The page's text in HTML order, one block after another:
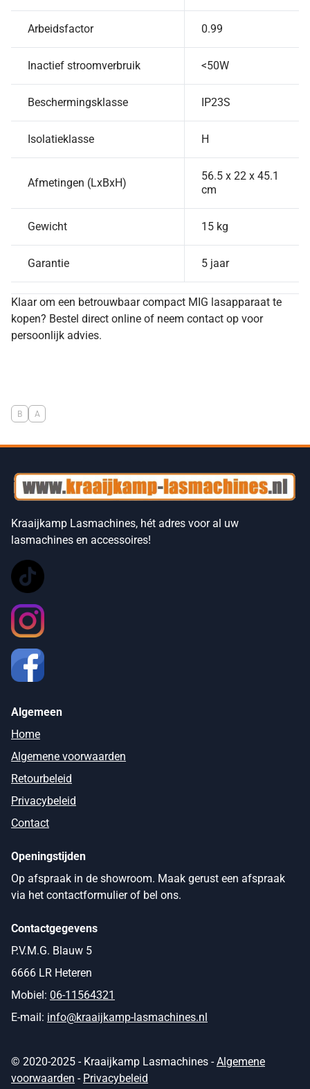
Arbeidsfactor 0.99
Inactief stroomverbruik <50W
Beschermingsklasse IP23S
Isolatieklasse H
Afmetingen (LxBxH)
56.5 x 22 x 45.1
cm
Gewicht 15 kg
Garantie 5 jaar
Klaar om een betrouwbaar compact MIG lasapparaat te
kopen? Bestel direct online of neem contact op voor
persoonlijk advies.
B A
Kraaijkamp Lasmachines, hét adres voor al uw
lasmachines en accessoires!
Algemeen
Home
Algemene voorwaarden
Retourbeleid
Privacybeleid
Contact
Openingstijden
Op afspraak in de showroom. Maak gerust een afspraak
via het contactformulier of bel ons.
Contactgegevens
P.V.M.G. Blauw 5
6666 LR Heteren
Mobiel: 06-11564321
E-mail: info@kraaijkamp-lasmachines.nl
© 2020-2025 - Kraaijkamp Lasmachines -Algemene
voorwaarden - Privacybeleid